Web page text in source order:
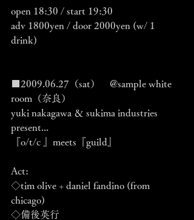
open 18:30 / start 19:30
adv 1800yen / door 2000yen (w/ 1
drink)
■2009.06.27（sat）　@sample white
room（奈良）
yuki nakagawa ＆ sukima industries
present...
『o/t/c 』meets『guild』
Act:
◇tim olive + daniel fandino (from
chicago)
◇備後英行